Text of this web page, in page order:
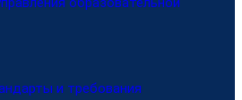
и требования